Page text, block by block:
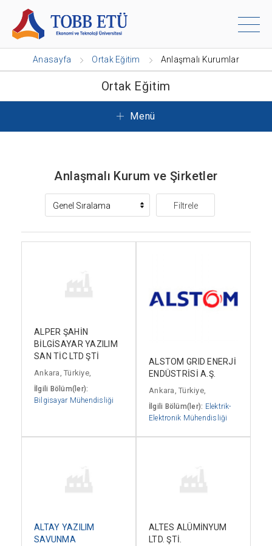
Anasayfa Ortak Eğitim Anlaşmalı Kurumlar
Ortak Eğitim
Menü
Anlaşmalı Kurum ve Şirketler
Filtrele
ALPER ŞAHİN
BİLGİSAYAR YAZILIM
SAN TİC LTD ŞTİ
Ankara, Türkiye,
İlgili Bölüm(ler):
Bilgisayar Mühendisliği
ALSTOM GRID ENERJİ
ENDÜSTRİSİ A.Ş.
Ankara, Türkiye,
İlgili Bölüm(ler): Elektrik-
Elektronik Mühendisliği
ALTAY YAZILIM
SAVUNMA
ALTES ALÜMİNYUM
LTD. ŞTİ.